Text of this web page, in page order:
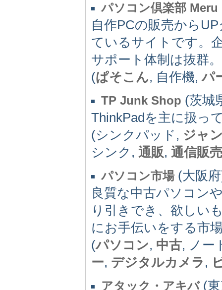
パソコン倶楽部 Meru
自作PCの販売から
ているサイトです。
サポート体制は抜群。
(ぱそこん, 自作機,パ
TP Junk Shop (茨城
ThinkPadを主に扱っ
(シンクパッド, ジャ
シンク, 通販, 通信販売
パソコン市場(大阪
良質な中古パソコン
り引きでき、欲しい
にお手伝いをする市
(パソコン, 中古, ノー
ー, デジタルカメラ ,
アタック・アキバ(東